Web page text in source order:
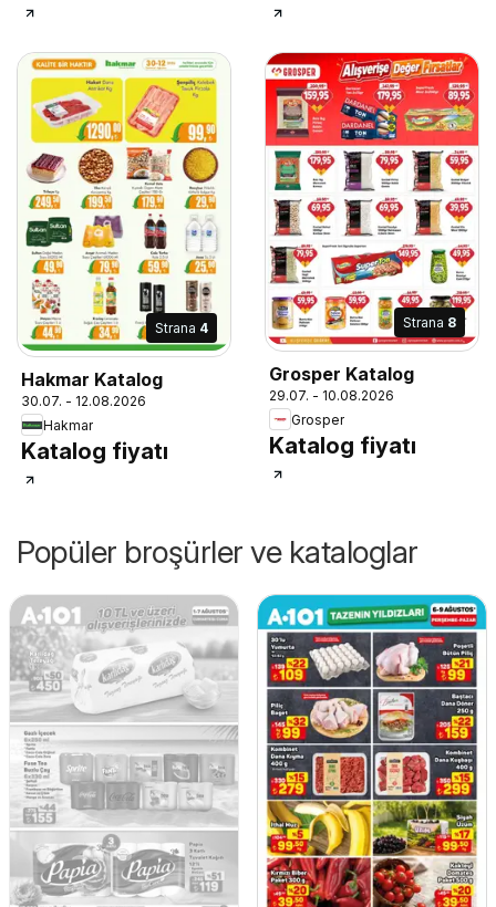
Strana 4
Hakmar Katalog
30.07. - 12.08.2026
Hakmar
Katalog fiyatı
Strana 8
Grosper Katalog
29.07. - 10.08.2026
Grosper
Katalog fiyatı
Popüler broşürler ve kataloglar